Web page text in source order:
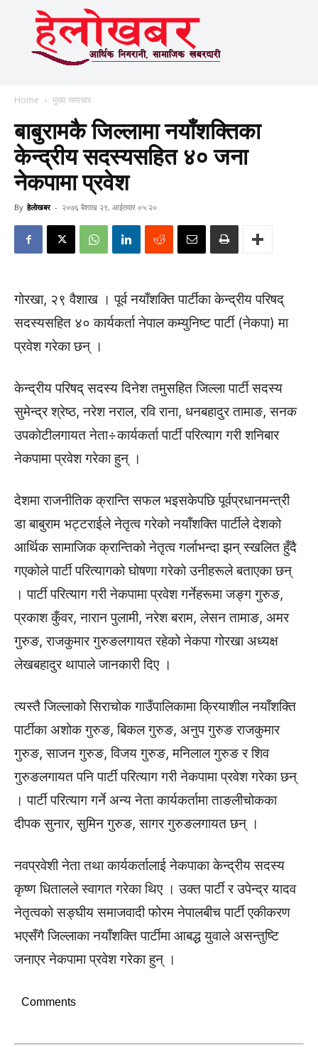
Home मुख्य समाचार
बाबुरामकै जिल्लामा नयाँशक्तिका
केन्द्रीय सदस्यसहित ४० जना
नेकपामा प्रवेश
By हेलाेखबर - २०७६ बैशाख २९, आईतवार ०५:२०
गोरखा, २९ वैशाख । पूर्व नयाँशक्ति पार्टीका केन्द्रीय परिषद्
सदस्यसहित ४० कार्यकर्ता नेपाल कम्युनिष्ट पार्टी (नेकपा) मा
प्रवेश गरेका छन् ।
केन्द्रीय परिषद् सदस्य दिनेश तमुसहित जिल्ला पार्टी सदस्य
सुमेन्द्र श्रेष्ठ, नरेश नराल, रवि राना, धनबहादुर तामाङ, सनक
उपकोटीलगायत नेता÷कार्यकर्ता पार्टी परित्याग गरी शनिबार
नेकपामा प्रवेश गरेका हुन् ।
देशमा राजनीतिक क्रान्ति सफल भइसकेपछि पूर्वप्रधानमन्त्री
डा बाबुराम भट्टराईले नेतृत्व गरेको नयाँशक्ति पार्टीले देशको
आर्थिक सामाजिक क्रान्तिको नेतृत्व गर्लाभन्दा झन् स्खलित हुँदै
गएकोले पार्टी परित्यागको घोषणा गरेको उनीहरूले बताएका छन्
। पार्टी परित्याग गरी नेकपामा प्रवेश गर्नेहरूमा जङ्ग गुरुङ,
प्रकाश कुँवर, नारान पुलामी, नरेश बराम, लेसन तामाङ, अमर
गुरुङ, राजकुमार गुरुङलगायत रहेको नेकपा गोरखा अध्यक्ष
लेखबहादुर थापाले जानकारी दिए ।
त्यस्तै जिल्लाको सिराचोक गाउँपालिकामा क्रियाशील नयाँशक्ति
पार्टीका अशोक गुरुङ, बिकल गुरुङ, अनुप गुरुङ राजकुमार
गुरुङ, साजन गुरुङ, विजय गुरुङ, मनिलाल गुरुङ र शिव
गुरुङलगायत पनि पार्टी परित्याग गरी नेकपामा प्रवेश गरेका छन्
। पार्टी परित्याग गर्ने अन्य नेता कार्यकर्तामा ताङलीचोकका
दीपक सुनार, सुमिन गुरुङ, सागर गुरुङलगायत छन् ।
नवप्रवेशी नेता तथा कार्यकर्तालाई नेकपाका केन्द्रीय सदस्य
कृष्ण धितालले स्वागत गरेका थिए । उक्त पार्टी र उपेन्द्र यादव
नेतृत्वको सङ्घीय समाजवादी फोरम नेपालबीच पार्टी एकीकरण
भएसँगै जिल्लाका नयाँशक्ति पार्टीमा आबद्ध युवाले असन्तुष्टि
जनाएर नेकपामा प्रवेश गरेका हुन् ।
Comments